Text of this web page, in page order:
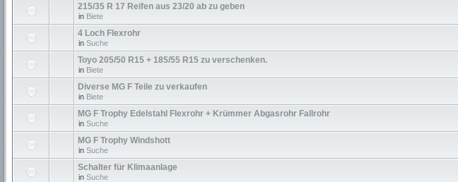
215/35 R 17 Reifen aus 23/20 ab zu geben
in Biete
4 Loch Flexrohr
in Suche
Toyo 205/50 R15 + 185/55 R15 zu verschenken.
in Biete
Diverse MG F Teile zu verkaufen
in Biete
MG F Trophy Edelstahl Flexrohr + Krümmer Abgasrohr Fallrohr
in Suche
MG F Trophy Windshott
in Suche
Schalter für Klimaanlage
in Suche